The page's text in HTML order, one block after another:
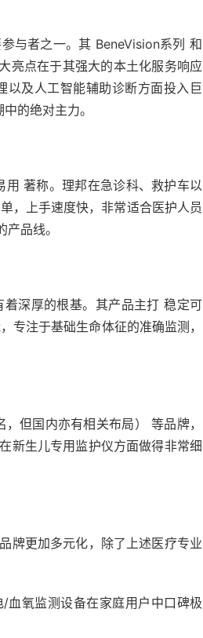
与者之一。其 BeneVision系列 和
亮点在于其强大的本土化服务响应
以及人工智能辅助诊断方面投入巨
的绝对主力。
著称。理邦在急诊科、救护车以
，上手速度快，非常适合医护人员
品线。
深厚的根基。其产品主打 稳定可
专注于基础生命体征的准确监测，
但国内亦有相关布局） 等品牌，
新生儿专用监护仪方面做得非常细
更加多元化，除了上述医疗专业
氧监测设备在家庭用户中口碑极